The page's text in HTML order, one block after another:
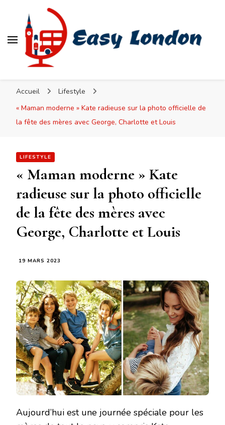
Accueil
Lifestyle
« Maman moderne » Kate radieuse sur la photo officielle de
la fête des mères avec George, Charlotte et Louis
LIFESTYLE
« Maman moderne » Kate
radieuse sur la photo officielle
de la fête des mères avec
George, Charlotte et Louis
19 MARS 2023
Aujourd’hui est une journée spéciale pour les